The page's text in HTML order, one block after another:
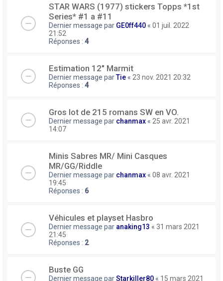
STAR WARS (1977) stickers Topps *1st
Series* #1 a #11
Dernier message par GE0ff440 « 01 juil. 2022
21:52
Réponses : 4
Estimation 12" Marmit
Dernier message parTie « 23 nov. 2021 20:32
Réponses : 4
Gros lot de 215 romans SW en VO.
Dernier message par chanmax « 25 avr. 2021
14:07
Minis Sabres MR/ Mini Casques
MR/GG/Riddle
Dernier message par chanmax « 08 avr. 2021
19:45
Réponses : 6
Véhicules et playset Hasbro
Dernier message par anaking13 « 31 mars 2021
21:45
Réponses : 2
Buste GG
Dernier message parStarkiller80 « 15 mars 2021